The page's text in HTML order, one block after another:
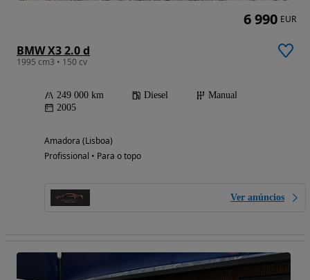
BMW X3 2.0 d
1995 cm3 • 150 cv
249 000 km Diesel
Manual
2005
Amadora (Lisboa)
Profissional • Para o topo
Ver anúncios
6 990 EUR